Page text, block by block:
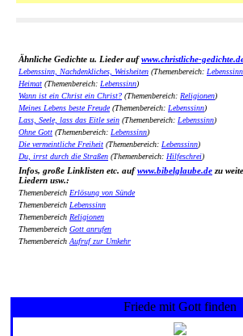
Ähnliche Gedichte u. Lieder aufwww.christliche-
Lebenssinn, Nachdenkliches, Weisheiten (Themenbereich: Lebenssinn
Heimat (Themenbereich: Lebenssinn)
Wann ist ein Christ ein Christ? (Themenbereich: Religionen)
Meines Lebens beste Freude(Themenbereich: Lebenssinn)
Lass, Seele, lass das Eitle sein (Themenbereich: Lebenssinn)
Ohne Gott (Themenbereich: Lebenssinn)
Die vermeintliche Freiheit (Themenbereich: Lebenssinn)
Du, irrst durch die Straßen (Themenbereich: Hilfeschrei)
Infos, große Linklisten etc. aufwww.bibelglaube.de zu
Liedern usw.:
Themenbereich Erlösung von Sünde
Themenbereich Lebenssinn
Themenbereich Religionen
Themenbereich Gott anrufen
ThemenbereichAufruf zur Umkehr
Friede mit Gott finden